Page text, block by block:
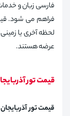
فراهم می‌ شود.
لحظه آخری یا
عرضه هستند.
قیمت تور آذربایجان نوروز
قیمت تور